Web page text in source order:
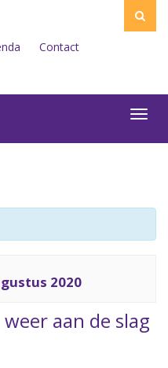
Contact
2020
aan de slag